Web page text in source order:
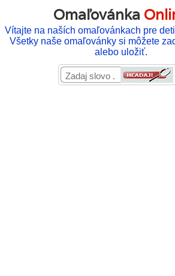
Omaľovánka
Vítajte na naších omaľovánkach pre
Všetky naše omaľovánky si môžete
alebo uložiť.